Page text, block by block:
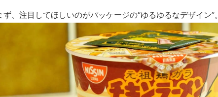
ず、注目してほしいのがパッケージの“ゆるゆるなデザイン”。